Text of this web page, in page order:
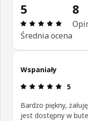
5
Średnia ocena
8
Pomiń opinie klientów
Wspaniały
5
Bardzo piękny,
jest dostępny w